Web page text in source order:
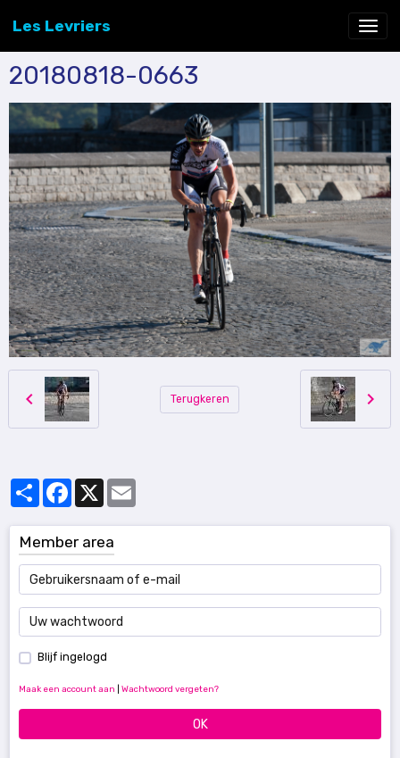
Les Levriers
20180818-0663
Terugkeren
PartagerFacebook
Member area
Blijf ingelogd
Maak een account aan Wachtwoord vergeten?
OK